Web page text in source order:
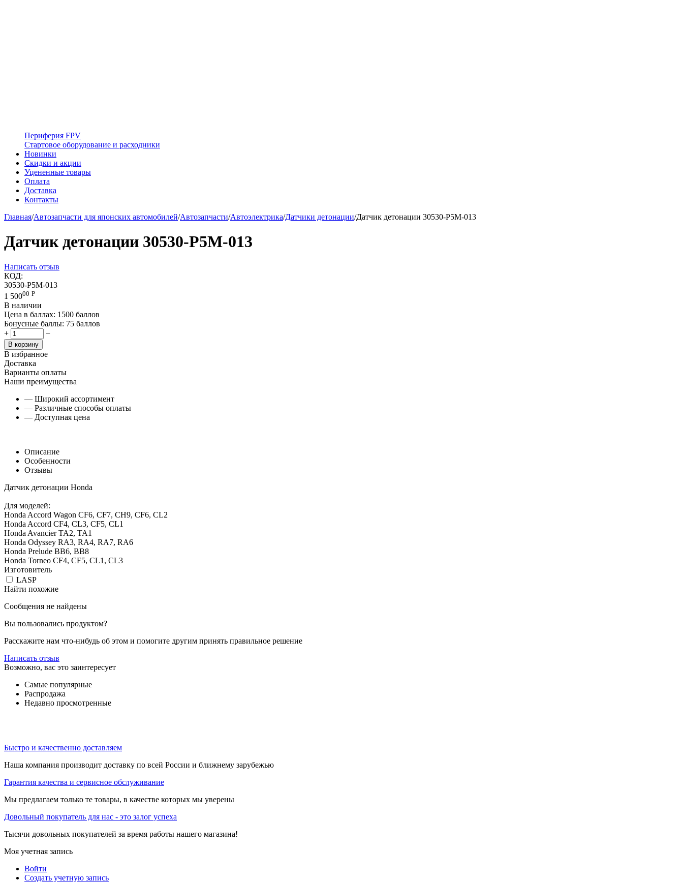
Периферия FPV
Стартовое оборудование и расходники
Новинки
Скидки и акции
Уцененные товары
Оплата
Доставка
Контакты
Главная/Автозапчасти для японских автомобилей/Автозапчасти/Автоэлектрика/Датчики детонации/Датчик детонации 30530-P5M-013
Датчик детонации 30530-P5M-013
Написать отзыв
КОД:
30530-P5M-013
1 50000 Р
В наличии
Цена в баллах: 1500 баллов
Бонусные баллы: 75 баллов
+
−
В корзину
В избранное
Доставка
Варианты оплаты
Наши преимущества
— Широкий ассортимент
— Различные способы оплаты
— Доступная цена
Описание
Особенности
Отзывы
Датчик детонации Honda
Для моделей:
Honda Accord Wagon CF6, CF7, CH9, CF6, CL2
Honda Accord CF4, CL3, CF5, CL1
Honda Avancier TA2, TA1
Honda Odyssey RA3, RA4, RA7, RA6
Honda Prelude BB6, BB8
Honda Torneo CF4, CF5, CL1, CL3
Изготовитель
LASP
Найти похожие
Сообщения не найдены
Вы пользовались продуктом?
Расскажите нам что-нибудь об этом и помогите другим принять правильное решение
Написать отзыв
Возможно, вас это заинтересует
Самые популярные
Распродажа
Недавно просмотренные
Быстро и качественно доставляем
Наша компания производит доставку по всей России и ближнему зарубежью
Гарантия качества и сервисное обслуживание
Мы предлагаем только те товары, в качестве которых мы уверены
Довольный покупатель для нас - это залог успеха
Тысячи довольных покупателей за время работы нашего магазина!
Моя учетная запись
Войти
Создать учетную запись